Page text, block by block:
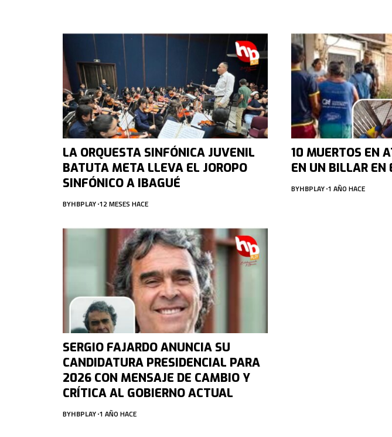
LA ORQUESTA SINFÓNICA JUVENIL
BATUTA META LLEVA EL JOROPO
SINFÓNICO A IBAGUÉ
BYHBPLAY 12 MESES HACE
10 MUERTOS EN
EN UN BILLAR EN
BYHBPLAY 1 AÑO HACE
SERGIO FAJARDO ANUNCIA SU
CANDIDATURA PRESIDENCIAL PARA
2026 CON MENSAJE DE CAMBIO Y
CRÍTICA AL GOBIERNO ACTUAL
BYHBPLAY 1 AÑO HACE